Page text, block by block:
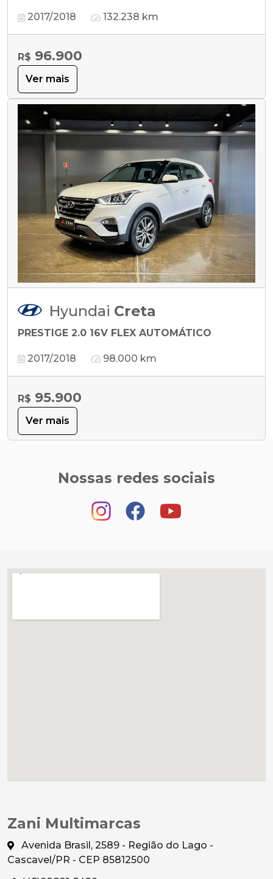
2017/2018 132.238 km
R$ 96.900
Ver mais
Hyundai Creta
PRESTIGE 2.0 16V FLEX AUTOMÁTICO
2017/2018 98.000 km
R$ 95.900
Ver mais
Nossas redes sociais
Zani Multimarcas
Avenida Brasil, 2589 - Região do Lago -
Cascavel/PR - CEP 85812500